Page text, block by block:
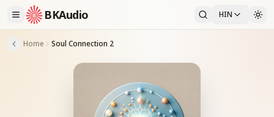
BKAudio HIN
Home Soul Connection 2